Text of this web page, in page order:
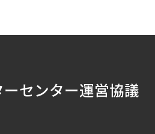
センター運営協議